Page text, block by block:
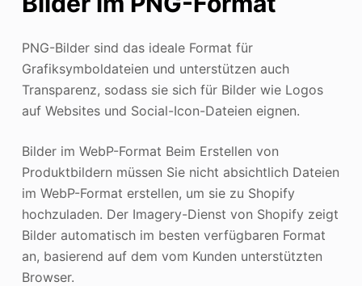
PNG-Bilder sind das ideale Format für
Grafiksymboldateien und unterstützen auch
Transparenz, sodass sie sich für Bilder wie Logos
auf Websites und Social-Icon-Dateien eignen.
Bilder im WebP-Format Beim Erstellen von
Produktbildern müssen Sie nicht absichtlich Dateien
im WebP-Format erstellen, um sie zu Shopify
hochzuladen. Der Imagery-Dienst von Shopify zeigt
Bilder automatisch im besten verfügbaren Format
an, basierend auf dem vom Kunden unterstützten
Browser.